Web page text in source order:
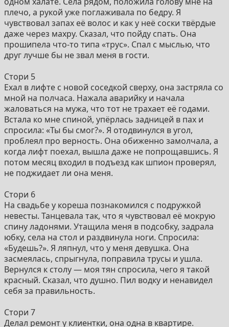
плечо, а рукой уже поглаживала по бедру. Я
чувствовал запах её волос и как у неё соски твёрдые
даже через махру. Сказал, что пойду спать. Она
прошипела что-то типа «трус». Спал с мыслью, что
друг лучше бы не звал меня в гости.
Стори 5
Ехал в лифте с новой соседкой сверху, она застряла со
мной на полчаса. Нажала аварийку и начала
жаловаться на мужа, что тот не трахает её годами.
Встала ко мне спиной, упёрлась задницей в пах и
спросила: «Ты бы смог?». Я отодвинулся в угол,
проблеял про верность. Она обиженно замолчала, а
когда лифт поехал, вышла даже не попрощавшись. Я
потом месяц входил в подъезд как шпион проверял,
не поджидает ли она меня.
Стори 6
На свадьбе у кореша познакомился с подружкой
невесты. Танцевала так, что я чувствовал её мокрую
спину ладонями. Утащила меня в подсобку, задрала
юбку, села на стол и раздвинула ноги. Спросила:
«Будешь?». Я ляпнул, что у меня девушка. Она
засмеялась, спрыгнула, поправила трусы и ушла.
Вернулся к столу — моя тян спросила, чего я такой
красный. Сказал, что душно. Пил водку и ненавидел
себя за правильность.
Стори 7
Делал ремонт у клиентки, она одна в квартире.